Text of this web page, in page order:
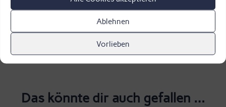
Ablehnen
Vorlieben
Das könnte dir auch gefallen …